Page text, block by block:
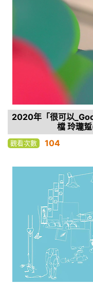
2020年「很可以
檔 玲瓏
觀看次數 104